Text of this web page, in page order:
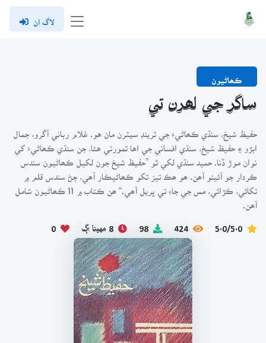
لاگ ان
ڪھاڻيون
ساگر جي لھرن تي
حفيظ شيخ، سنڌي ڪھاڻيءَ جي ٽرينڊ سيٽرن مان هو. غلام رباني آگرو، جمال
ابڙو ۽ حفيظ شيخ، سنڌي افساني جي اها ٽمورتي هئا، جن سنڌي ڪھاڻيءَ کي
نوان موڙ ڏنا. حميد سنڌي لکي ٿو ”حفيظ شيخ جون لکيل ڪھاڻيون سندس
ڪردار جو آئينو آھن. ھو ھڪ تيز تکو ڪھاڻيڪار آھي، ڄڻ سندس قلم ۾
تکائي، ڪڙائي، مس جي جاءِ تي ڀريل آھي.“ ھن ڪتاب ۾ 11 ڪھاڻيون شامل
آھن.
5.0/5.0
424
98 8 مهينا اڳ 0